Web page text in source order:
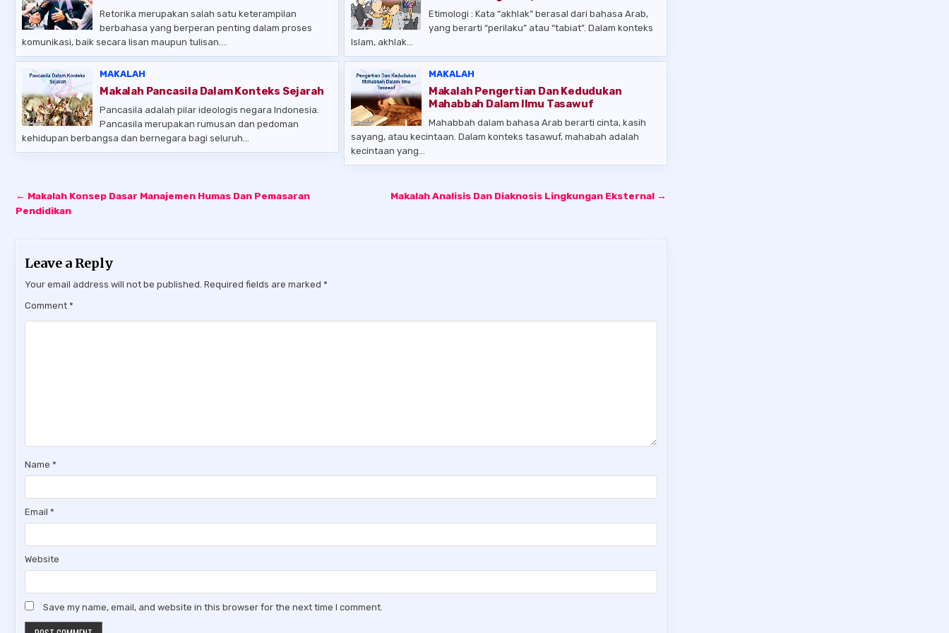
Retorika merupakan salah satu keterampilan
berbahasa yang berperan penting dalam proses
komunikasi, baik secara lisan maupun tulisan….
Etimologi : Kata “akhlak” berasal dari bahasa Arab,
yang berarti “perilaku” atau “tabiat”. Dalam konteks
Islam, akhlak…
MAKALAH
Makalah Pancasila Dalam Konteks Sejarah
Pancasila adalah pilar ideologis negara Indonesia.
Pancasila merupakan rumusan dan pedoman
kehidupan berbangsa dan bernegara bagi seluruh…
MAKALAH
Makalah Pengertian Dan Kedudukan
Mahabbah Dalam Ilmu Tasawuf
Mahabbah dalam bahasa Arab berarti cinta, kasih
sayang, atau kecintaan. Dalam konteks tasawuf, mahabah adalah
kecintaan yang…
Post
navigation
Makalah Analisis Dan Diaknosis Lingkungan Eksternal →
← Makalah Konsep Dasar Manajemen Humas Dan Pemasaran
Pendidikan
Leave a Reply
Your email address will not be published. Required fields are marked*
Comment*
Name*
Email*
Website
Save my name, email, and website in this browser for the next time I comment.